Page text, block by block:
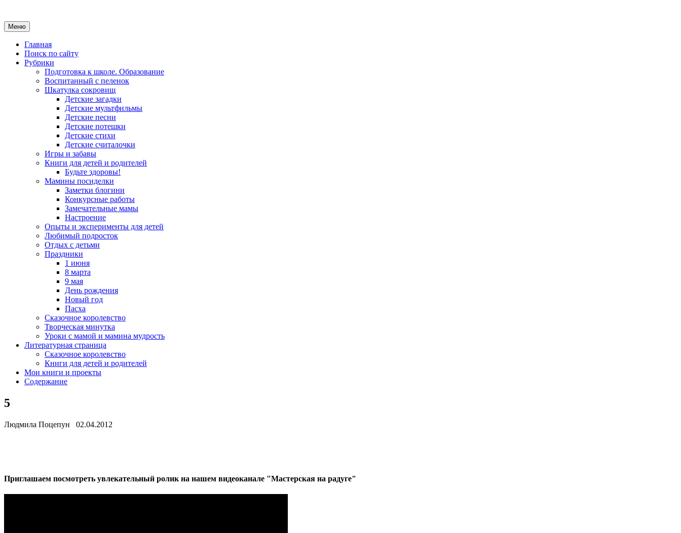
Меню
Главная
Поиск по сайту
Рубрики
Подготовка к школе. Образование
Воспитанный с пеленок
Шкатулка сокровищ
Детские загадки
Детские мультфильмы
Детские песни
Детские потешки
Детские стихи
Детские считалочки
Игры и забавы
Книги для детей и родителей
Будьте здоровы!
Мамины посиделки
Заметки блогини
Конкурсные работы
Замечательные мамы
Настроение
Опыты и эксперименты для детей
Любимый подросток
Отдых с детьми
Праздники
1 июня
8 марта
9 мая
День рождения
Новый год
Пасха
Сказочное королевство
Творческая минутка
Уроки с мамой и мамина мудрость
Литературная страница
Сказочное королевство
Книги для детей и родителей
Мои книги и проекты
Содержание
5
Людмила Поцепун 02.04.2012
Приглашаем посмотреть увлекательный ролик на нашем видеоканале "Мастерская на радуге"